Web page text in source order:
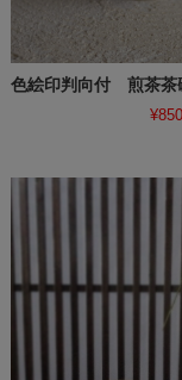
色絵印判向付 煎茶
¥850